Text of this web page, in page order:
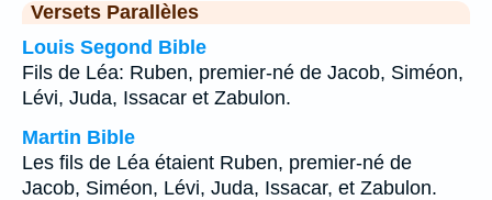
Versets Parallèles
Louis Segond Bible
Fils de Léa: Ruben, premier-né de Jacob, Siméon,
Lévi, Juda, Issacar et Zabulon.
Martin Bible
Les fils de Léa étaient Ruben, premier-né de
Jacob, Siméon, Lévi, Juda, Issacar, et Zabulon.